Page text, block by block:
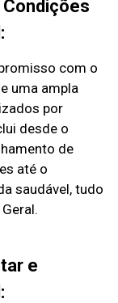
com o
uma ampla
por
desde o
de
até o
saudável, tudo
e